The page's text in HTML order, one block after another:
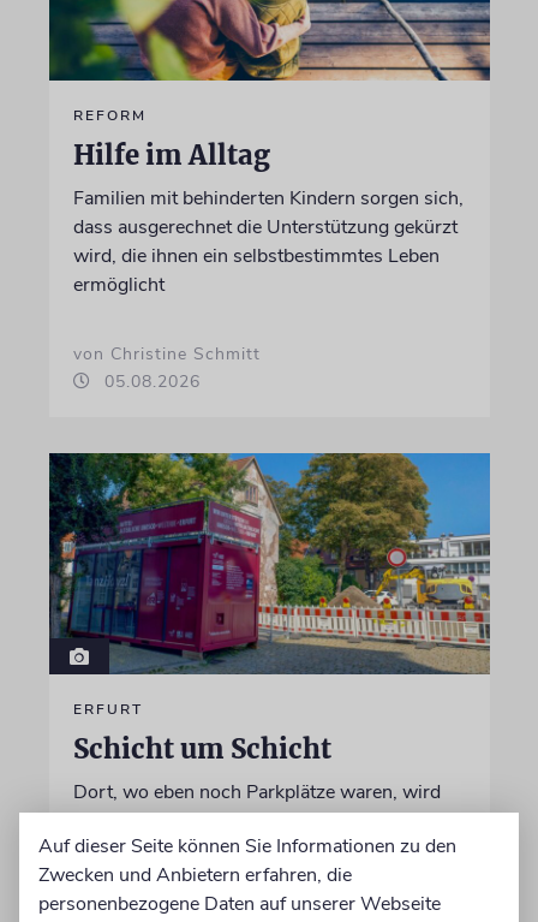
REFORM
Hilfe im Alltag
Familien mit behinderten Kindern sorgen sich,
dass ausgerechnet die Unterstützung gekürzt
wird, die ihnen ein selbstbestimmtes Leben
ermöglicht
von Christine Schmitt
05.08.2026
ERFURT
Schicht um Schicht
Dort, wo eben noch Parkplätze waren, wird
seit wenigen Tagen nach einem Stück
jüdischer Geschichte gegraben. Erst mit dem
Bagger, dann von Hand
Auf dieser Seite können Sie Informationen zu den
Zwecken und Anbietern erfahren, die
personenbezogene Daten auf unserer Webseite